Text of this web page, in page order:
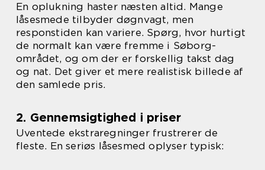
En oplukning haster næsten altid. Mange
låsesmede tilbyder døgnvagt, men
responstiden kan variere. Spørg, hvor hurtigt
de normalt kan være fremme i Søborg-
området, og om der er forskellig takst dag
og nat. Det giver et mere realistisk billede af
den samlede pris.
2. Gennemsigtighed i priser
Uventede ekstraregninger frustrerer de
fleste. En seriøs låsesmed oplyser typisk: